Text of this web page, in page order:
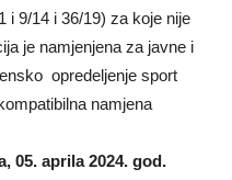
i 9/14 i 36/19) za koje nije
je namjenjena za javne i
opredeljenje sport
namjena
05. aprila 2024. god.